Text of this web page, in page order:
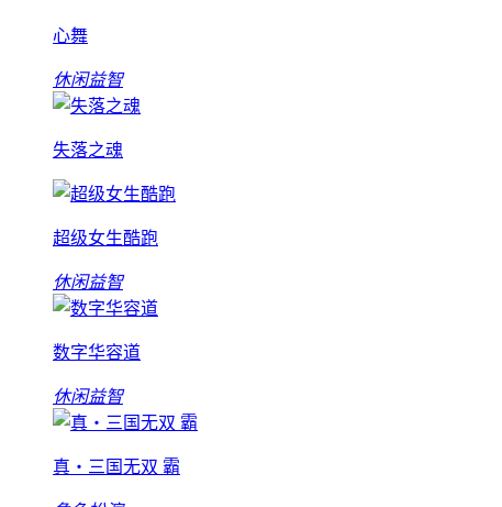
心舞
休闲益智
失落之魂
超级女生酷跑
休闲益智
数字华容道
休闲益智
真・三国无双 霸